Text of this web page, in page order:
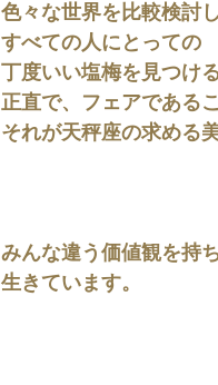
色々な世界を比較検討し
すべての人にとっての
丁度いい塩梅を見つける
正直で、フェアであるこ
それが天秤座の求める
みんな違う価値観を持
生きています。